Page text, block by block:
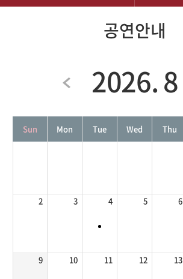
공연안내
2026. 8
Sun Mon Tue Wed Thu
2 3 4 5 6
9 10 11 12 13